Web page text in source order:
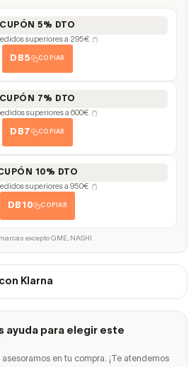
CUPÓN 5% DTO
superiores a 295€ (*)
DB5 COPIAR
CUPÓN 7% DTO
superiores a 600€ (*)
DB7 COPIAR
10% DTO
superiores a 950€ (*)
DB10 COPIAR
excepto GME, NASHI.
Klarna
ayuda para elegir este
en tu compra. ¡Te atendemos